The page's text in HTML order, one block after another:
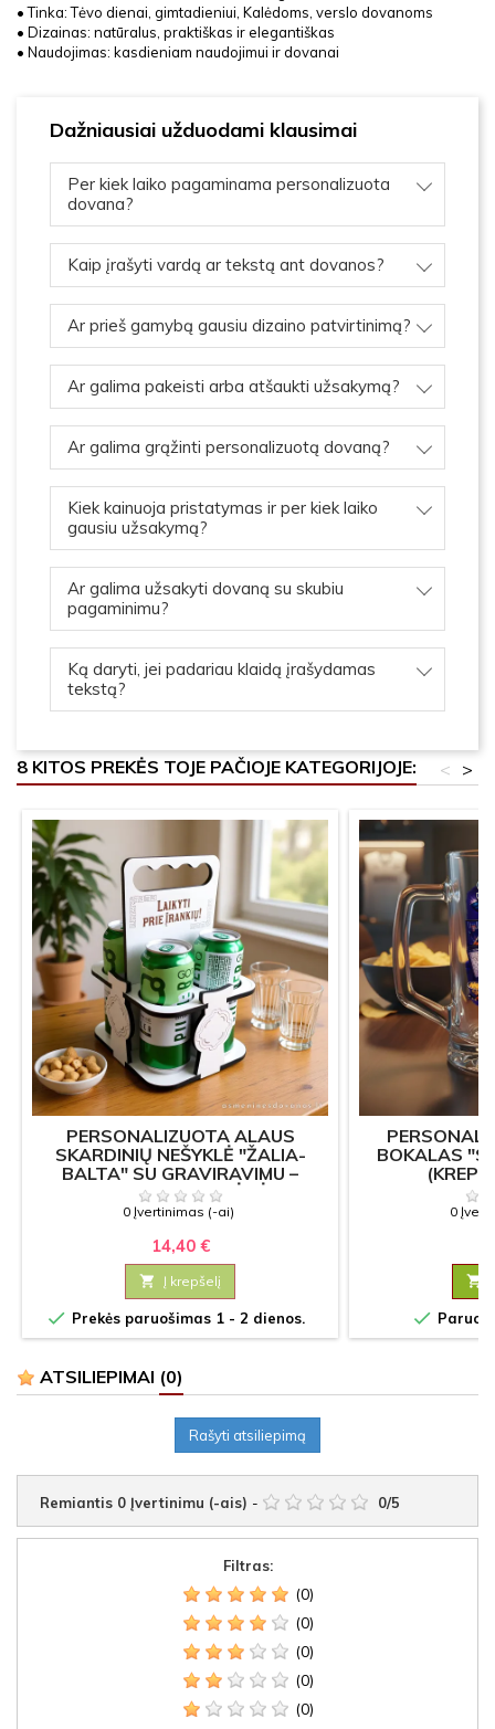
• Tinka: Tėvo dienai, gimtadieniui, Kalėdoms, verslo dovanoms
• Dizainas: natūralus, praktiškas ir elegantiškas
• Naudojimas: kasdieniam naudojimui ir dovanai
Dažniausiai užduodami klausimai
Per kiek laiko pagaminama personalizuota
dovana?
Kaip įrašyti vardą ar tekstą ant dovanos?
Ar prieš gamybą gausiu dizaino patvirtinimą?
Ar galima pakeisti arba atšaukti užsakymą?
Ar galima grąžinti personalizuotą dovaną?
Kiek kainuoja pristatymas ir per kiek laiko
gausiu užsakymą?
Ar galima užsakyti dovaną su skubiu
pagaminimu?
Ką daryti, jei padariau klaidą įrašydamas
tekstą?
8 KITOS PREKĖS TOJE PAČIOJE KATEGORIJOJE: >
<
PERSONALIZUOTA ALAUS
SKARDINIŲ NEŠYKLĖ "ŽALIA-
BALTA" SU GRAVIRAVIMU –
DOVANA ALAUS MĖGĖJUI
0 Įvertinimas (-ai)
14,40 €
 Į krepšelį
 Prekės paruošimas 1 - 2 dienos.
BOKALAS
0


ATSILIEPIMAI (0)
Rašyti atsiliepimą
Remiantis 0 Įvertinimu (-ais) - 0/5
Filtras:
(0)
(0)
(0)
(0)
(0)